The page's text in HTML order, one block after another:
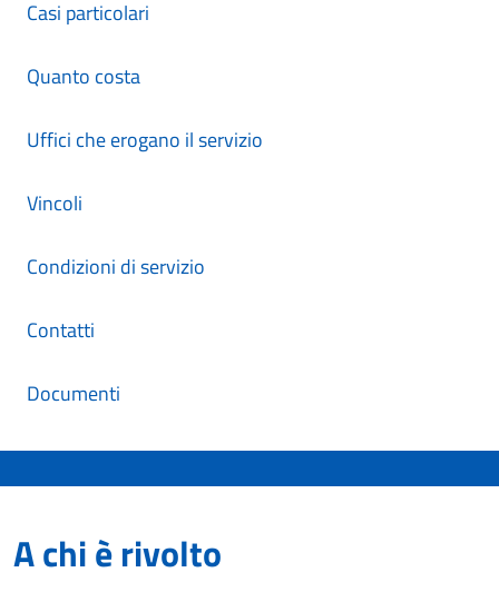
Casi particolari
Quanto costa
Uffici che erogano il servizio
Vincoli
Condizioni di servizio
Contatti
Documenti
A chi è rivolto